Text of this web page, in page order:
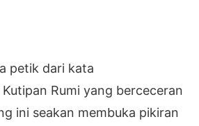
petik dari kata
Kutipan Rumi yang berceceran
ini seakan membuka pikiran